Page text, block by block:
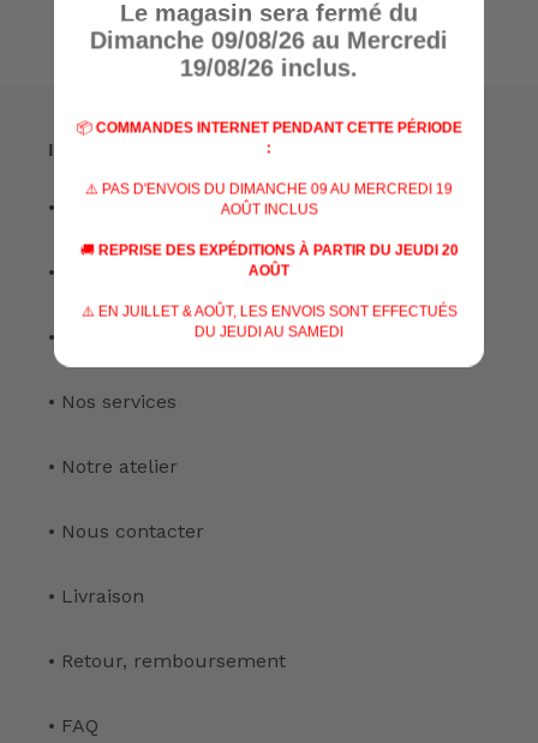
Informations
• A propos de nous
• Nos marques
• Nos spécialisations
• Nos services
• Notre atelier
• Nous contacter
• Livraison
• Retour, remboursement
• FAQ
Le magasin sera fermé du
Dimanche 09/08/26 au Mercredi
19/08/26 inclus.
📦 COMMANDES INTERNET PENDANT CETTE PÉRIODE
:
⚠️ PAS D'ENVOIS DU DIMANCHE 09 AU MERCREDI 19
AOÛT INCLUS
🚚 REPRISE DES EXPÉDITIONS À PARTIR DU JEUDI 20
AOÛT
⚠️ EN JUILLET & AOÛT, LES ENVOIS SONT EFFECTUÉS
DU JEUDI AU SAMEDI